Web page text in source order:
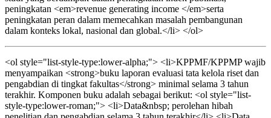
peningkatan <em>revenue generating income </em>serta
peningkatan peran dalam memecahkan masalah pembangunan
dalam konteks lokal, nasional dan global.</li> </ol>
<ol style="list-style-type:lower-alpha;"> <li>KPPMF/KPPMP wajib
menyampaikan <strong>buku laporan evaluasi tata kelola riset dan
pengabdian di tingkat fakultas</strong> minimal selama 3 tahun
terakhir. Komponen buku adalah sebagai berikut: <ol style="list-
style-type:lower-roman;"> <li>Data&nbsp; perolehan hibah